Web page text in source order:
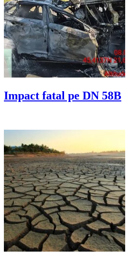
Impact fatal pe DN 58B